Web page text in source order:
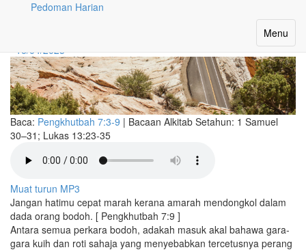
Pedoman Harian
Toggle
Menu
16/04/2025
Baca: Pengkhutbah 7:3-9 | Bacaan Alkitab Setahun: 1 Samuel
30–31; Lukas 13:23-35
Muat turun MP3
Jangan hatimu cepat marah kerana amarah mendongkol dalam
dada orang bodoh. [ Pengkhutbah 7:9 ]
Antara semua perkara bodoh, adakah masuk akal bahawa gara-
gara kuih dan roti sahaja yang menyebabkan tercetusnya perang